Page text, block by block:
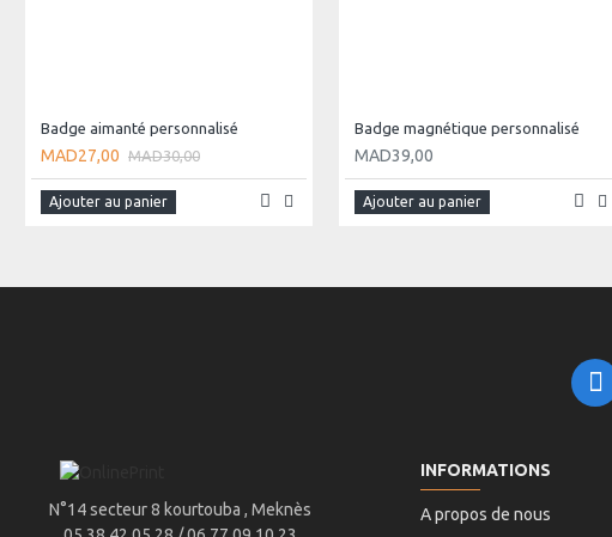
Badge aimanté personnalisé
MAD27,00 MAD30,00
Ajouter au panier
Badge magnétique personnalisé
MAD39,00
Ajouter au panier
N°14 secteur 8 kourtouba , Meknès
INFORMATIONS
A propos de nous